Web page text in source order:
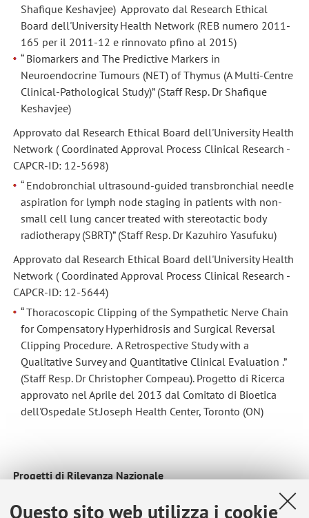
Questo sito web utilizza i cookie
Shafique Keshavjee) Approvato dal Research Ethical
Board dell'University Health Network (REB numero 2011-
165 per il 2011-12 e rinnovato pfino al 2015)
“ Biomarkers and The Predictive Markers in
Neuroendocrine Tumours (NET) of Thymus (A Multi-Centre
Clinical-Pathological Study)” (Staff Resp. Dr Shafique
Keshavjee)
Approvato dal Research Ethical Board dell'University Health
Network ( Coordinated Approval Process Clinical Research -
CAPCR-ID: 12-5698)
“ Endobronchial ultrasound-guided transbronchial needle
aspiration for lymph node staging in patients with non-
small cell lung cancer treated with stereotactic body
radiotherapy (SBRT)” (Staff Resp. Dr Kazuhiro Yasufuku)
Approvato dal Research Ethical Board dell'University Health
Network ( Coordinated Approval Process Clinical Research -
CAPCR-ID: 12-5644)
“ Thoracoscopic Clipping of the Sympathetic Nerve Chain
for Compensatory Hyperhidrosis and Surgical Reversal
Clipping Procedure. A Retrospective Study with a
Qualitative Survey and Quantitative Clinical Evaluation .”
(Staff Resp. Dr Christopher Compeau). Progetto di Ricerca
approvato nel Aprile del 2013 dal Comitato di Bioetica
dell'Ospedale St.Joseph Health Center, Toronto (ON)
Progetti di Rilevanza Nazionale
: Programma di Ricerca
Scientifica di Rilevante Interesse Nazionale (Bando Prin